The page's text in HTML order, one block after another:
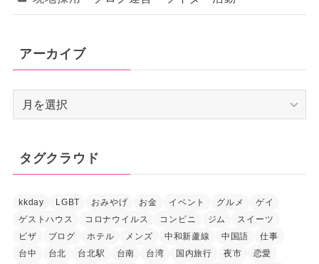
アーカイブ
ブ
タグクラウド
kkday LGBT おみやげ お金 イベント グルメ
ゲイ
ゲストハウス
コロナウイルス コンビニ ジム
スイーツ
ビザ
ブログ ホテル メンズ 中和新蘆線 中国語
仕事
台中
台北 台北駅 台南 台湾 国内旅行 夜市
恋愛